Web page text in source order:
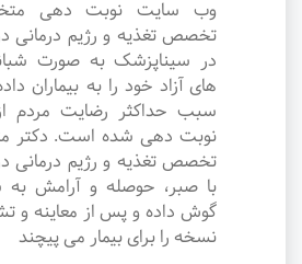
وب سایت نوبت دهی
تخصص تغذیه و رژیم درمانی
در سیناپزشک به صورت
های آزاد خود را به بیماران
سبب حداکثر رضایت مردم از
نوبت دهی شده است. دکتر
تخصص تغذیه و رژیم درمانی
با صبر، حوصله و آرامش به
گوش داده و پس از معاینه و
نسخه را برای بیمار می پیچند